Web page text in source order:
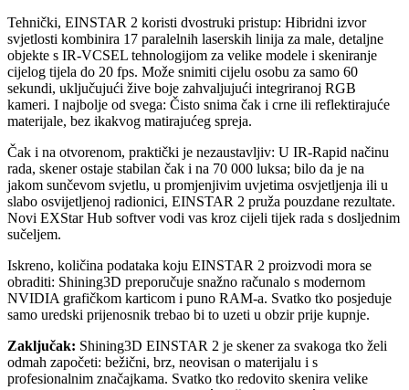
Tehnički, EINSTAR 2 koristi dvostruki pristup: Hibridni izvor
svjetlosti kombinira 17 paralelnih laserskih linija za male, detaljne
objekte s IR-VCSEL tehnologijom za velike modele i skeniranje
cijelog tijela do 20 fps. Može snimiti cijelu osobu za samo 60
sekundi, uključujući žive boje zahvaljujući integriranoj RGB
kameri. I najbolje od svega: Čisto snima čak i crne ili reflektirajuće
materijale, bez ikakvog matirajućeg spreja.
Čak i na otvorenom, praktički je nezaustavljiv: U IR-Rapid načinu
rada, skener ostaje stabilan čak i na 70 000 luksa; bilo da je na
jakom sunčevom svjetlu, u promjenjivim uvjetima osvjetljenja ili u
slabo osvijetljenoj radionici, EINSTAR 2 pruža pouzdane rezultate.
Novi EXStar Hub softver vodi vas kroz cijeli tijek rada s dosljednim
sučeljem.
Iskreno, količina podataka koju EINSTAR 2 proizvodi mora se
obraditi: Shining3D preporučuje snažno računalo s modernom
NVIDIA grafičkom karticom i puno RAM-a. Svatko tko posjeduje
samo uredski prijenosnik trebao bi to uzeti u obzir prije kupnje.
Zaključak: Shining3D EINSTAR 2 je skener za svakoga tko želi
odmah započeti: bežični, brz, neovisan o materijalu i s
profesionalnim značajkama. Svatko tko redovito skenira velike